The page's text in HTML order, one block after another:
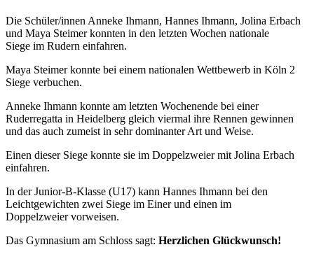
Die Schüler/innen Anneke Ihmann, Hannes Ihmann, Jolina Erbach
und Maya Steimer konnten in den letzten Wochen nationale
Siege im Rudern einfahren.
Maya Steimer konnte bei einem nationalen Wettbewerb in Köln 2
Siege verbuchen.
Anneke Ihmann konnte am letzten Wochenende bei einer
Ruderregatta in Heidelberg gleich viermal ihre Rennen gewinnen
und das auch zumeist in sehr dominanter Art und Weise.
Einen dieser Siege konnte sie im Doppelzweier mit Jolina Erbach
einfahren.
In der Junior-B-Klasse (U17) kann Hannes Ihmann bei den
Leichtgewichten zwei Siege im Einer und einen im
Doppelzweier vorweisen.
Das Gymnasium am Schloss sagt: Herzlichen Glückwunsch!